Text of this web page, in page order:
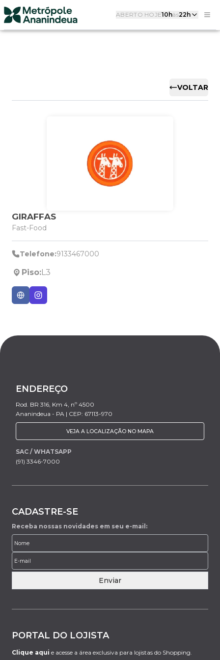
ABERTO HOJE10hàs22h
VOLTAR
GIRAFFAS
Fast-Food
Telefone:9133467000
Piso:L3
ENDEREÇO
Rod. BR 316, Km 4, nº 4500
Ananindeua - PA | CEP: 67113-970
VEJA A LOCALIZAÇÃO NO MAPA
SAC / WHATSAPP
(91) 3346-7000
CADASTRE-SE
Receba nossas novidades em seu e-mail:
Enviar
PORTAL DO LOJISTA
Clique aqui e acesse a área exclusiva para lojistas do Shopping.